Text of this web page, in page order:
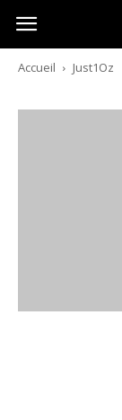
Australia-
australie.com
Accueil Just1Oz